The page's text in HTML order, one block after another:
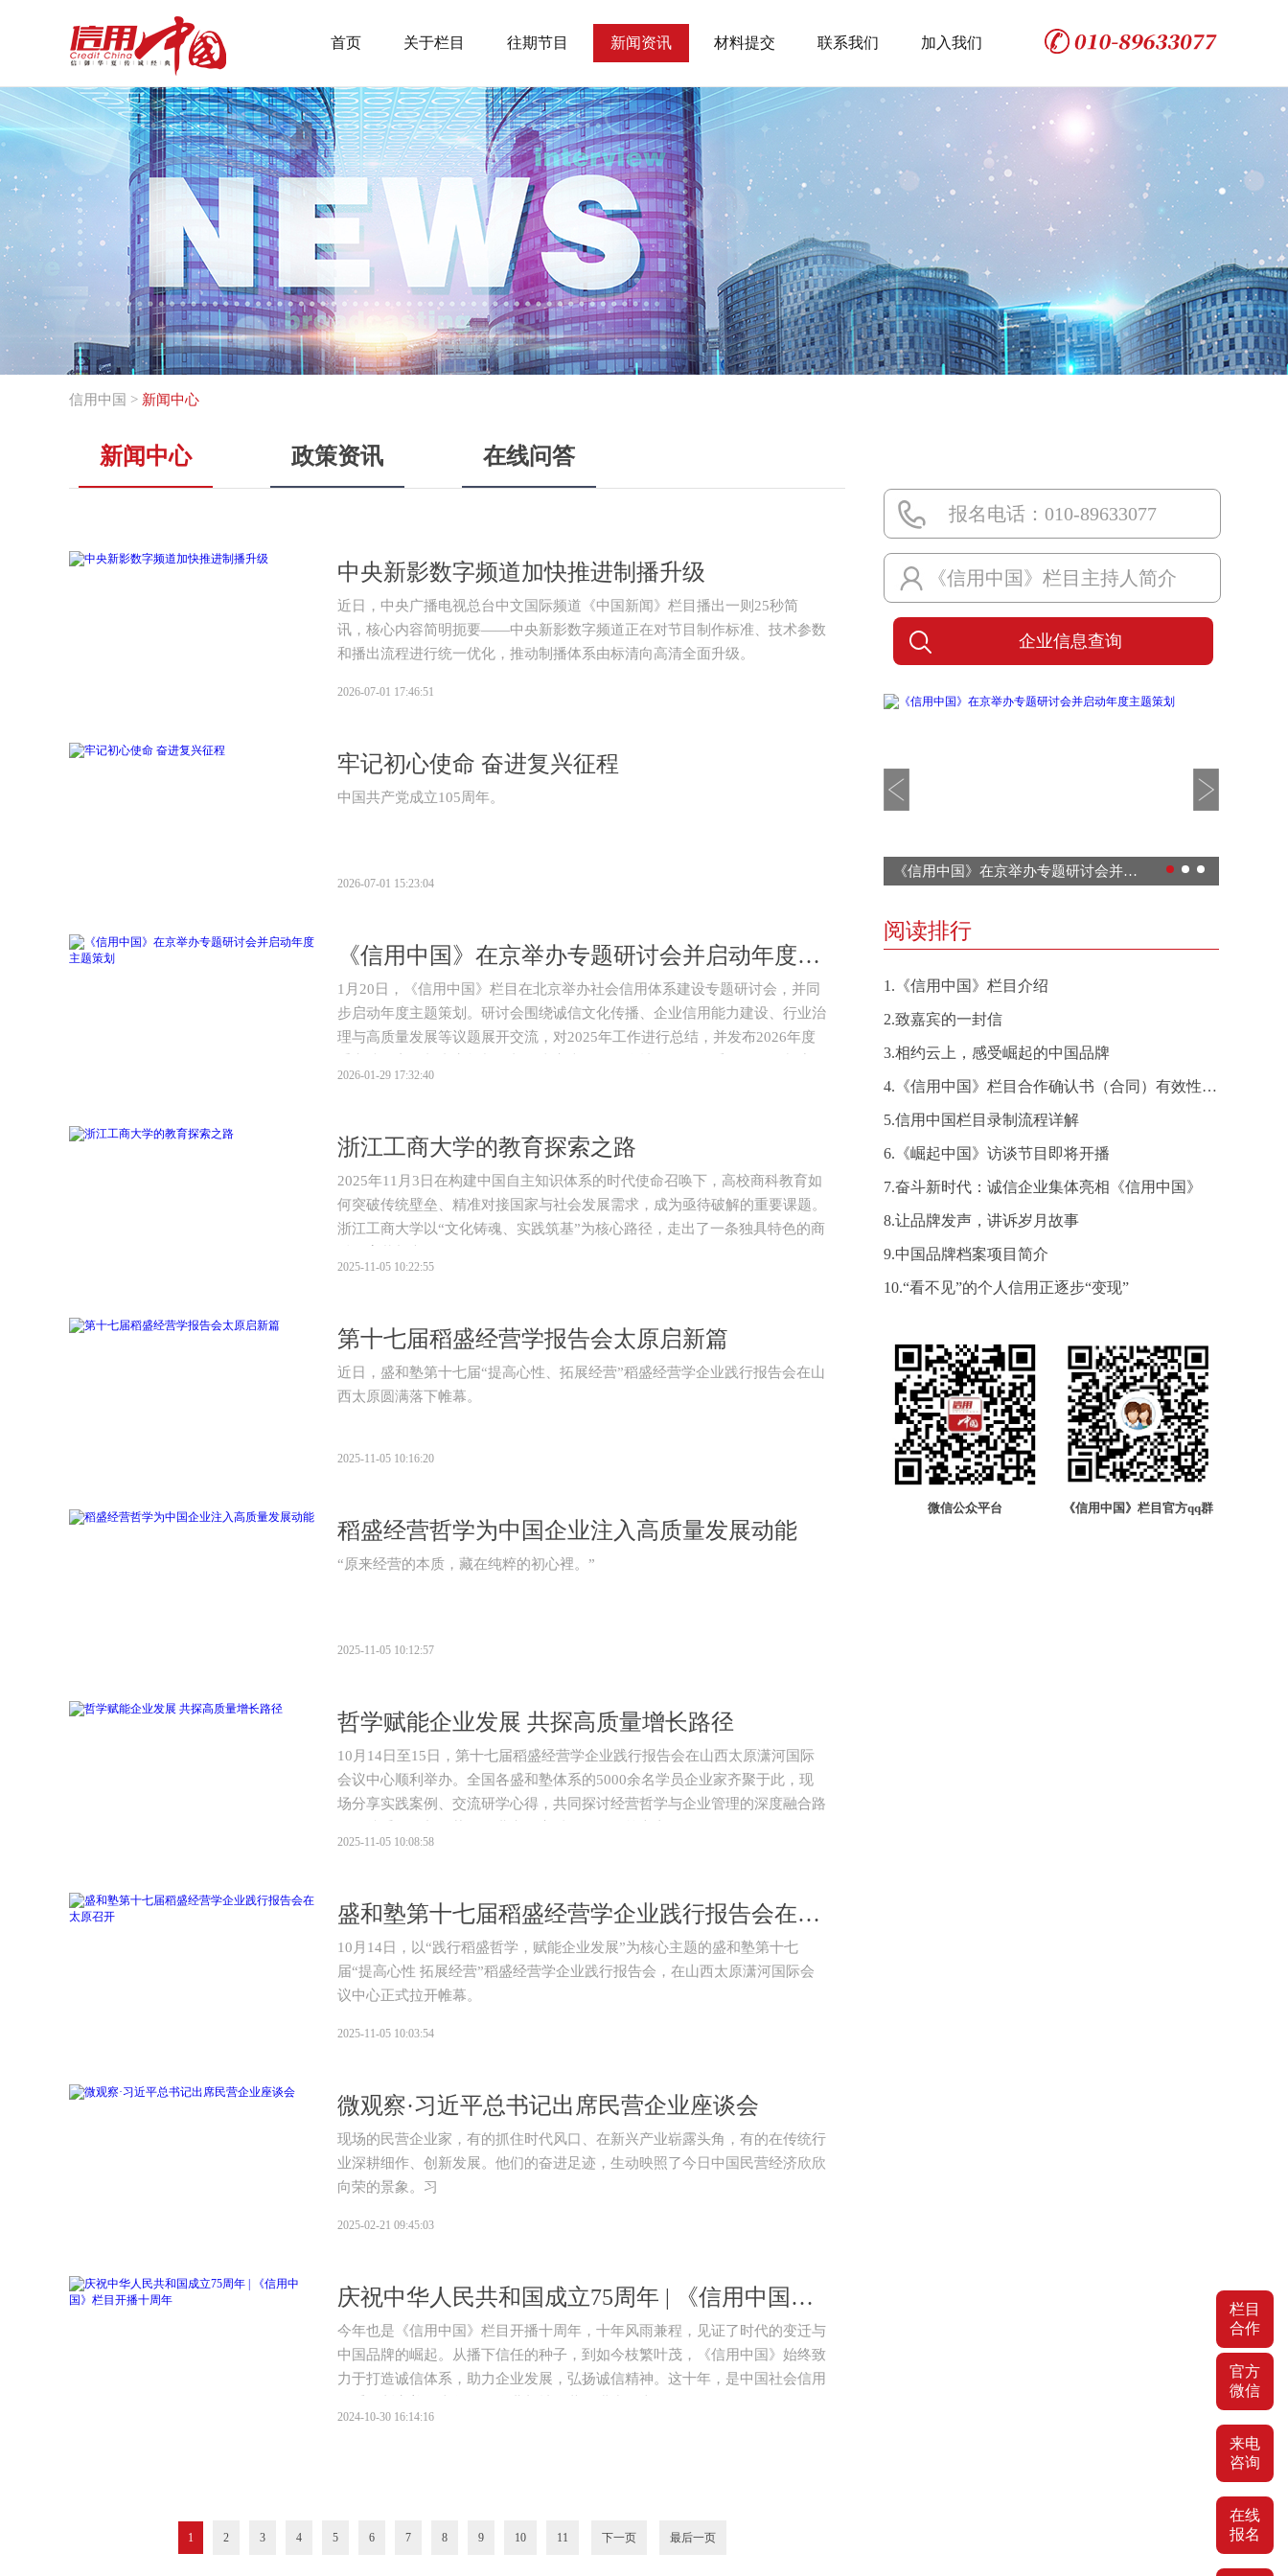
首页 关于栏目 往期节目 新闻资讯 材料提交 联系我们 加入我们
信用中国 > 新闻中心
新闻中心 政策资讯 在线问答
中央新影数字频道加快推进制播升级
近日，中央广播电视总台中文国际频道《中国新闻》栏目播出一则25秒简
讯，核心内容简明扼要——中央新影数字频道正在对节目制作标准、技术参数
和播出流程进行统一优化，推动制播体系由标清向高清全面升级。
2026-07-01 17:46:51
牢记初心使命 奋进复兴征程
中国共产党成立105周年。
2026-07-01 15:23:04
《信用中国》在京举办专题研讨会并启动年度主题策划
1月20日，《信用中国》栏目在北京举办社会信用体系建设专题研讨会，并同
步启动年度主题策划。研讨会围绕诚信文化传播、企业信用能力建设、行业治
理与高质量发展等议题展开交流，对2025年工作进行总结，并发布2026年度
2026-01-29 17:32:40
浙江工商大学的教育探索之路
2025年11月3日在构建中国自主知识体系的时代使命召唤下，高校商科教育如
何突破传统壁垒、精准对接国家与社会发展需求，成为亟待破解的重要课题。
浙江工商大学以“文化铸魂、实践筑基”为核心路径，走出了一条独具特色的商
2025-11-05 10:22:55
第十七届稻盛经营学报告会太原启新篇
近日，盛和塾第十七届“提高心性、拓展经营”稻盛经营学企业践行报告会在山
西太原圆满落下帷幕。
2025-11-05 10:16:20
稻盛经营哲学为中国企业注入高质量发展动能
“原来经营的本质，藏在纯粹的初心裡。”
2025-11-05 10:12:57
哲学赋能企业发展 共探高质量增长路径
10月14日至15日，第十七届稻盛经营学企业践行报告会在山西太原潇河国际
会议中心顺利举办。全国各盛和塾体系的5000余名学员企业家齐聚于此，现
场分享实践案例、交流研学心得，共同探讨经营哲学与企业管理的深度融合路
2025-11-05 10:08:58
盛和塾第十七届稻盛经营学企业践行报告会在太原召开
10月14日，以“践行稻盛哲学，赋能企业发展”为核心主题的盛和塾第十七
届“提高心性 拓展经营”稻盛经营学企业践行报告会，在山西太原潇河国际会
议中心正式拉开帷幕。
2025-11-05 10:03:54
微观察·习近平总书记出席民营企业座谈会
现场的民营企业家，有的抓住时代风口、在新兴产业崭露头角，有的在传统行
业深耕细作、创新发展。他们的奋进足迹，生动映照了今日中国民营经济欣欣
向荣的景象。习
2025-02-21 09:45:03
庆祝中华人民共和国成立75周年 | 《信用中国》栏目开播十周年
今年也是《信用中国》栏目开播十周年，十年风雨兼程，见证了时代的变迁与
中国品牌的崛起。从播下信任的种子，到如今枝繁叶茂，《信用中国》始终致
力于打造诚信体系，助力企业发展，弘扬诚信精神。这十年，是中国社会信用
2024-10-30 16:14:16
1 2 3 4 5 6 7 8 9 10 11 下一页 最后一页
报名电话：010-89633077
《信用中国》栏目主持人简介
企业信息查询
《信用中国》在京举办专题研讨会并启动年度主题策划
阅读排行
1.《信用中国》栏目介绍
2.致嘉宾的一封信
3.相约云上，感受崛起的中国品牌
4.《信用中国》栏目合作确认书（合同）有效性的声明
5.信用中国栏目录制流程详解
6.《崛起中国》访谈节目即将开播
7.奋斗新时代：诚信企业集体亮相《信用中国》
8.让品牌发声，讲诉岁月故事
9.中国品牌档案项目简介
10.“看不见”的个人信用正逐步“变现”
微信公众平台 《信用中国》栏目官方qq群
栏目
合作
官方
微信
来电
咨询
在线
报名